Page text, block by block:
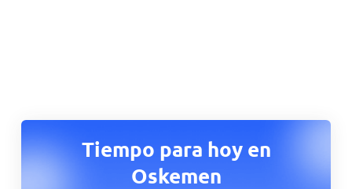
Tiempo para hoy en
Oskemen